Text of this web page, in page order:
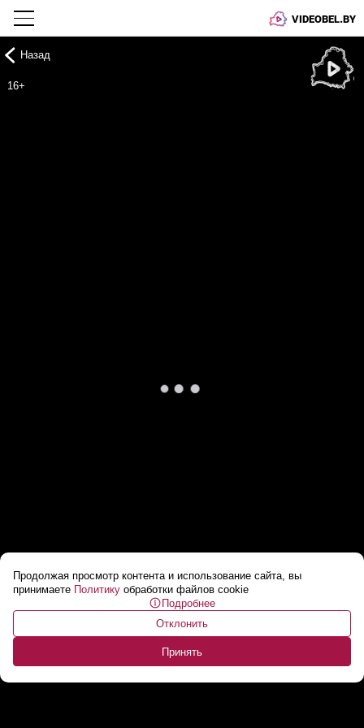
VIDEOBEL.BY
Продолжая просмотр контента и использование сайта, вы
принимаете Политику обработки файлов cookie
Подробнее
Отклонить
Принять
Назад
16+
Лукашенко о Трампе: Не ради лести! Он мне
очень нравится своими действиями!...